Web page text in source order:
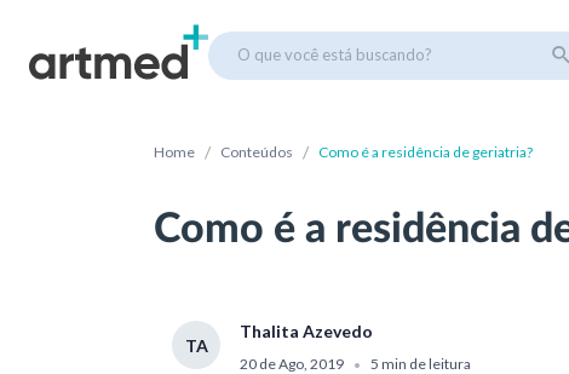
O que você está buscando?
Home / Conteúdos / Como é a residência de geriatria?
Como é a residência
TA
Thalita Azevedo
20 de Ago, 2019 • 5 min de leitura